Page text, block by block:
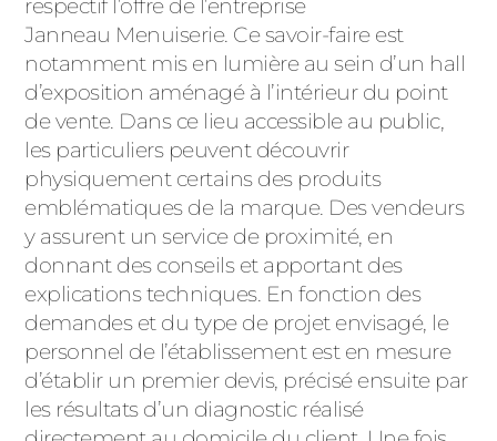
respectif l’offre de l’entreprise
Janneau Menuiserie. Ce savoir-faire est
notamment mis en lumière au sein d’un hall
d’exposition aménagé à l’intérieur du point
de vente. Dans ce lieu accessible au public,
les particuliers peuvent découvrir
physiquement certains des produits
emblématiques de la marque. Des vendeurs
y assurent un service de proximité, en
donnant des conseils et apportant des
explications techniques. En fonction des
demandes et du type de projet envisagé, le
personnel de l’établissement est en mesure
d’établir un premier devis, précisé ensuite par
les résultats d’un diagnostic réalisé